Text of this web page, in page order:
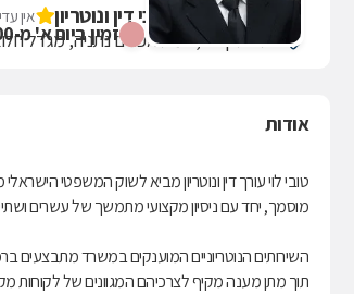
זמין ביום א' מ-9:00
טובי לוי - משרד עורכי דין ונוטריון אין
פתח תקוה 6, רמת אפרים נתניה, מגדל חלוצים קומה 7
אודות
טובי לוי עורך דין ונוטריון מביא לשוק המשפטי
מוסמך, יחד עם ניסיון מקצועי מתמשך של עשרים
השירותים הנוטריוניים המוענקים במשרד מתבצעים
תוך מתן מענה מקיף לצרכיהם המגוונים של לקוחות